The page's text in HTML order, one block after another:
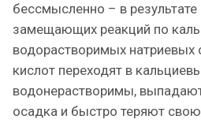
бессмысленно – в
замещающих реакций по
водорастворимых натриевых
кислот переходят в
водонерастворимы,
осадка и быстро теряют